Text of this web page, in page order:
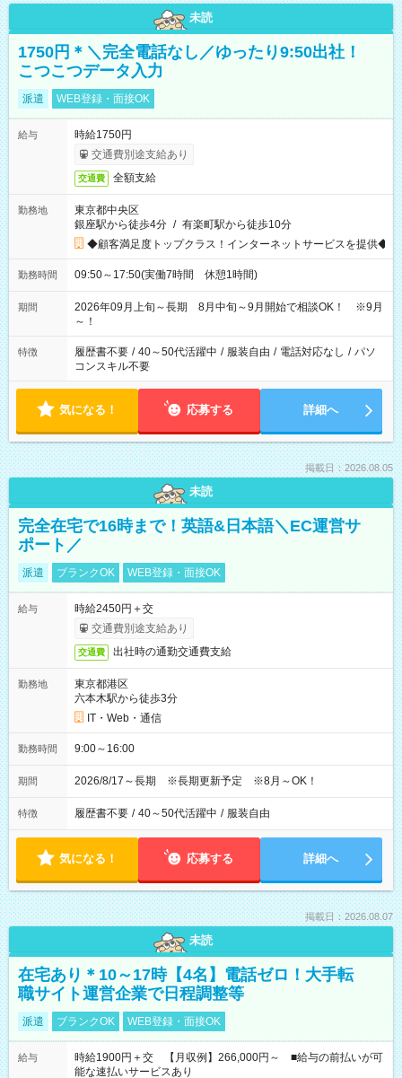
未読
1750円＊＼完全電話なし／ゆったり9:50出社！
こつこつデータ入力
派遣 WEB登録・面接OK
給与
時給1750円
交通費別途支給あり
交通費 全額支給
勤務地
東京都中央区
銀座駅から徒歩4分 / 有楽町駅から徒歩10分
◆顧客満足度トップクラス！インターネットサービスを提供◆
勤務時間 09:50～17:50(実働7時間 休憩1時間)
期間
2026年09月上旬～長期 8月中旬～9月開始で相談OK！ ※9月
～！
特徴 履歴書不要 / 40～50代活躍中 / 服装自由 / 電話対応なし / パソ
コンスキル不要
気になる！ 応募する 詳細へ
掲載日：2026.08.05
未読
完全在宅で16時まで！英語&日本語＼EC運営サ
ポート／
派遣 ブランクOK WEB登録・面接OK
給与
時給2450円＋交
交通費別途支給あり
交通費 出社時の通勤交通費支給
勤務地
東京都港区
六本木駅から徒歩3分
IT・Web・通信
勤務時間 9:00～16:00
期間 2026/8/17～長期 ※長期更新予定 ※8月～OK！
特徴 履歴書不要 / 40～50代活躍中 / 服装自由
気になる！ 応募する 詳細へ
掲載日：2026.08.07
未読
在宅あり＊10～17時【4名】電話ゼロ！大手転
職サイト運営企業で日程調整等
派遣 ブランクOK WEB登録・面接OK
給与
時給1900円＋交 【月収例】266,000円～ ■給与の前払いが可
能な速払いサービスあり